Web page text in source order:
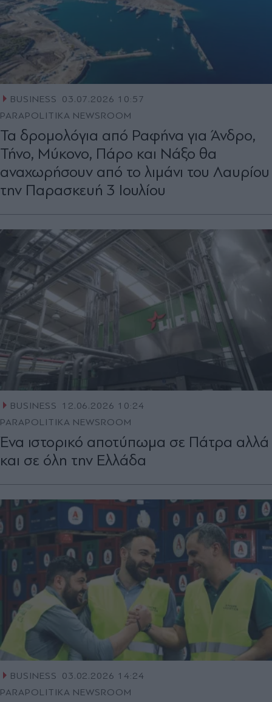
BUSINESS
03.07.2026 10:57
PARAPOLITIKA NEWSROOM
Τα δρομολόγια από Ραφήνα για Άνδρο,
Τήνο, Μύκονο, Πάρο και Νάξο θα
αναχωρήσουν από το λιμάνι του Λαυρίου
την Παρασκευή 3 Ιουλίου
BUSINESS
12.06.2026 10:24
PARAPOLITIKA NEWSROOM
Ένα ιστορικό αποτύπωμα σε Πάτρα αλλά
και σε όλη την Ελλάδα
BUSINESS
03.02.2026 14:24
PARAPOLITIKA NEWSROOM